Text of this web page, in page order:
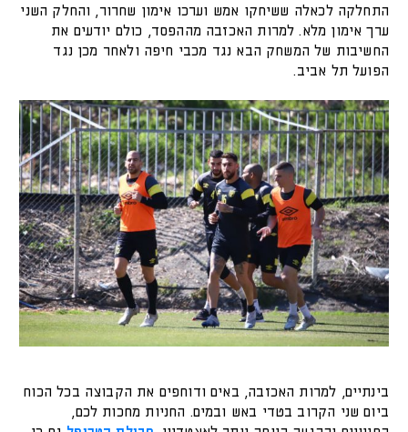
התחלקה לכאלה ששיחקו אמש וערכו אימון שחרור, והחלק השני
ערך אימון מלא. למרות האכזבה מההפסד, כולם יודעים את
החשיבות של המשחק הבא נגד מכבי חיפה ולאחר מכן נגד
הפועל תל אביב.
בינתיים, למרות האכזבה, באים ודוחפים את הקבוצה בכל הכוח
ביום שני הקרוב בטדי באש ובמים. החניות מחכות לכם,